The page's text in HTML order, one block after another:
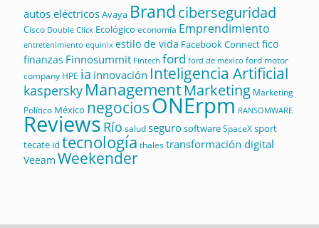
autos eléctricosAvaya Brandciberseguridad
Cisco Double Click Ecológico economía Emprendimiento
entretenimiento equinix estilo de vida Facebook Connectfico
finanzas Finnosummit Fintech ford ford de mexico ford motor
company HPE ia innovación Inteligencia Artificial
kaspersky ManagementMarketing Marketing
Político México negociosONErpm RANSOMWARE
Reviews Río saludsegurosoftwareSpaceXsport
tecate id tecnología thalestransformación digital
Veeam Weekender